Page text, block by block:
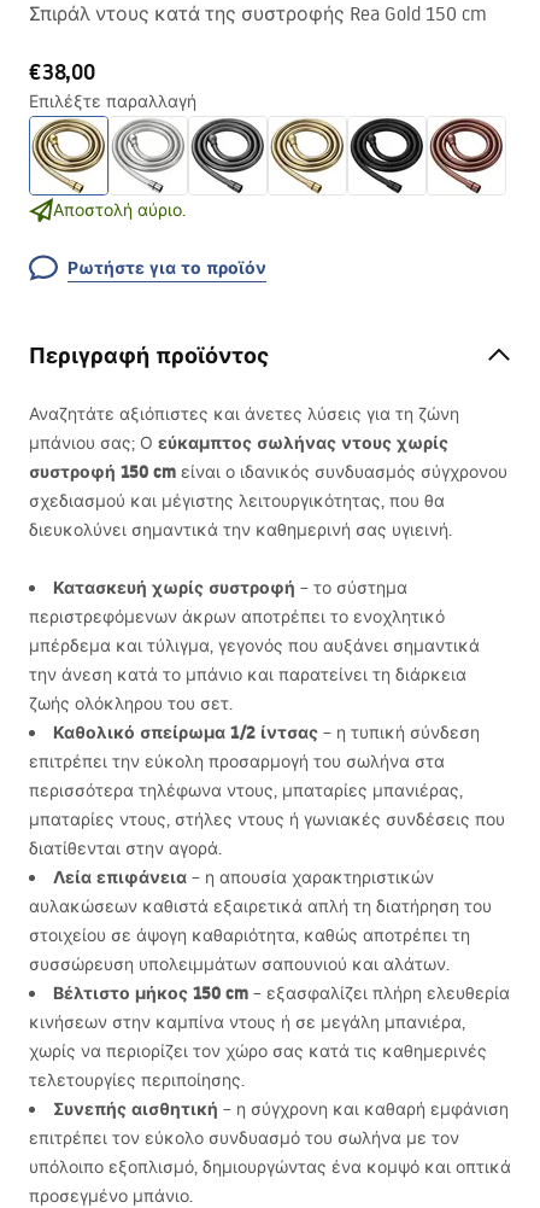
Σπιράλ ντους κατά της συστροφής Rea Gold 150 cm
€38,00
Επιλέξτε παραλλαγή
Αποστολή αύριο.
Ρωτήστε για το προϊόν
Περιγραφή προϊόντος
Αναζητάτε αξιόπιστες και άνετες λύσεις για τη ζώνη
μπάνιου σας; Ο εύκαμπτος σωλήνας ντους χωρίς
συστροφή 150 cm είναι ο ιδανικός συνδυασμός σύγχρονου
σχεδιασμού και μέγιστης λειτουργικότητας, που θα
διευκολύνει σημαντικά την καθημερινή σας υγιεινή.
Κατασκευή χωρίς συστροφή – το σύστημα
περιστρεφόμενων άκρων αποτρέπει το ενοχλητικό
μπέρδεμα και τύλιγμα, γεγονός που αυξάνει σημαντικά
την άνεση κατά το μπάνιο και παρατείνει τη διάρκεια
ζωής ολόκληρου του σετ.
Καθολικό σπείρωμα 1/2 ίντσας – η τυπική σύνδεση
επιτρέπει την εύκολη προσαρμογή του σωλήνα στα
περισσότερα τηλέφωνα ντους, μπαταρίες μπανιέρας,
μπαταρίες ντους, στήλες ντους ή γωνιακές συνδέσεις που
διατίθενται στην αγορά.
Λεία επιφάνεια – η απουσία χαρακτηριστικών
αυλακώσεων καθιστά εξαιρετικά απλή τη διατήρηση του
στοιχείου σε άψογη καθαριότητα, καθώς αποτρέπει τη
συσσώρευση υπολειμμάτων σαπουνιού και αλάτων.
Βέλτιστο μήκος 150 cm – εξασφαλίζει πλήρη ελευθερία
κινήσεων στην καμπίνα ντους ή σε μεγάλη μπανιέρα,
χωρίς να περιορίζει τον χώρο σας κατά τις καθημερινές
τελετουργίες περιποίησης.
Συνεπής αισθητική – η σύγχρονη και καθαρή εμφάνιση
επιτρέπει τον εύκολο συνδυασμό του σωλήνα με τον
υπόλοιπο εξοπλισμό, δημιουργώντας ένα κομψό και οπτικά
προσεγμένο μπάνιο.